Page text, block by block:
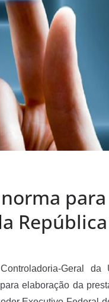
República
Geral
elaboração da